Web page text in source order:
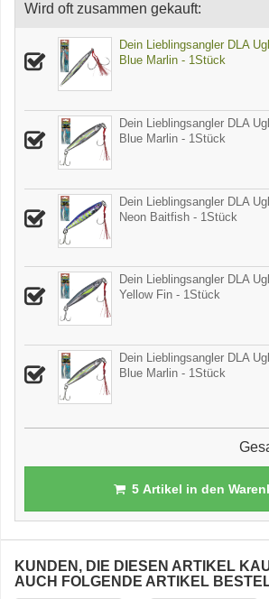
Wird oft zusammen gekauft:
Dein Lieblingsangler DLA
Blue Marlin - 1Stück
Dein Lieblingsangler DLA
Blue Marlin - 1Stück
Dein Lieblingsangler DLA
Neon Baitfish - 1Stück
Dein Lieblingsangler DLA
Yellow Fin - 1Stück
Dein Lieblingsangler DLA
Blue Marlin - 1Stück
5Artikel in den
KUNDEN, DIE DIESEN ARTIKEL
AUCH FOLGENDE ARTIKEL